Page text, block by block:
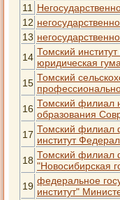
11
12
13
14 Томский
юридическая
15 Томский
16 Томский филиал
образования
17 Томский филиал
институт
18 Томский филиал
"Новосибирская
19 федеральное
институт"